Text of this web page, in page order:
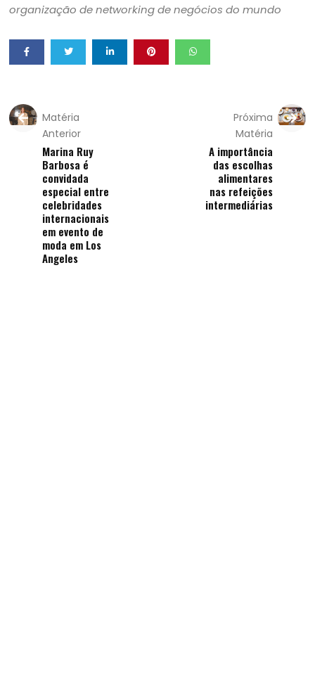
organização de networking de negócios do mundo
Matéria
Anterior
Marina Ruy
Barbosa é
convidada
especial entre
celebridades
internacionais
em evento de
moda em Los
Angeles
Próxima
Matéria
A importância
das escolhas
alimentares
nas refeições
intermediárias